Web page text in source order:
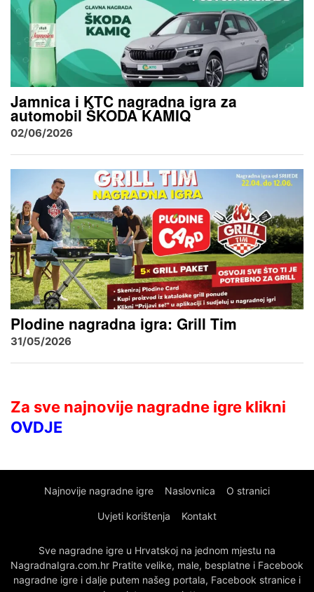
Jamnica i KTC nagradna igra za
automobil ŠKODA KAMIQ
02/06/2026
Plodine nagradna igra: Grill Tim
31/05/2026
Za sve najnovije nagradne igre klikni
OVDJE
Najnovije nagradne igre Naslovnica O stranici
Uvjeti korištenja Kontakt
Sve nagradne igre u Hrvatskoj na jednom mjestu na
NagradnaIgra.com.hr Pratite velike, male, besplatne i Facebook
nagradne igre i dalje putem našeg portala, Facebook stranice i